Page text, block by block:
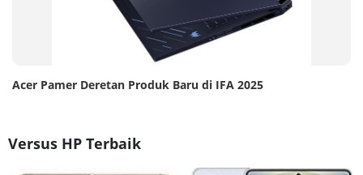
Acer Pamer Deretan Produk Baru di IFA 2025
Versus HP Terbaik